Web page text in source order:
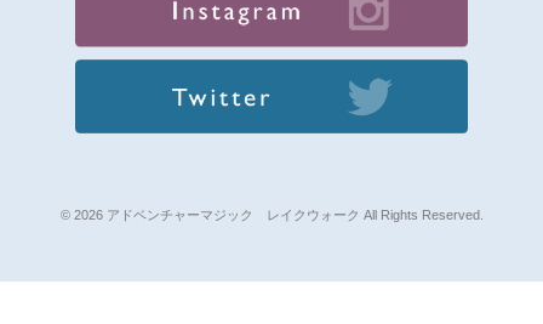
© 2026 アドベンチャーマジック レイクウォーク All Rights Reserved.